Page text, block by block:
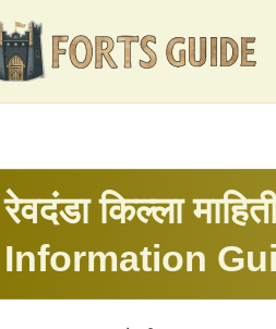
रेवदंडा किल्ला
Information